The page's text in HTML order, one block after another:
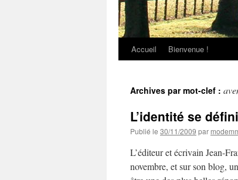
Aller
contenu
Accueil Bienvenue !
Archives par mot-clef :
L’identité se
Publié le 30/11/2009 par
L’éditeur et écrivain Jean-
novembre, et sur son blog,